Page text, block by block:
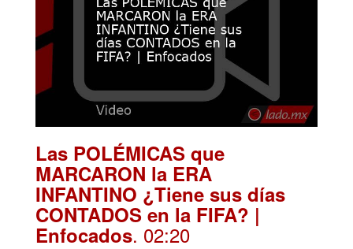
Las POLÉMICAS que
MARCARON la ERA
INFANTINO ¿Tiene sus días
CONTADOS en la FIFA? |
Enfocados. 02:20